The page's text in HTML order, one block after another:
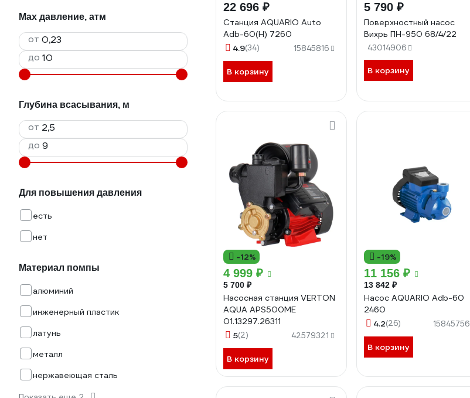
Max давление, атм
от
до
Глубина всасывания, м
от
до
Для повышения давления
есть
нет
Материал помпы
алюминий
инженерный пластик
латунь
металл
нержавеющая сталь
22 696 ₽
Станция AQUARIO Auto
Adb-60(H) 7260
4.9(34) 15845816
В корзину
5 790 ₽
Поверхностный насос
Вихрь ПН-950 68/4/22
43014906
В корзину
-12%
4 999 ₽
5 700 ₽
Насосная станция VERTON
AQUA APS500ME
01.13297.26311
5(2) 42579321
В корзину
-19%
11 156 ₽
13 842 ₽
Насос AQUARIO Adb-60
2460
4.2(26) 15845756
В корзину